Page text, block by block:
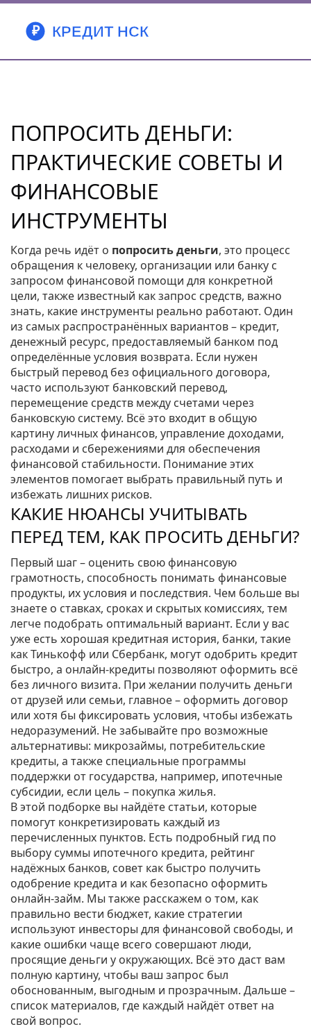
ПОПРОСИТЬ ДЕНЬГИ:
ПРАКТИЧЕСКИЕ СОВЕТЫ И
ФИНАНСОВЫЕ
ИНСТРУМЕНТЫ
Когда речь идёт о попросить деньги, это процесс
обращения к человеку, организации или банку с
запросом финансовой помощи для конкретной
цели, также известный какзапрос средств, важно
знать, какие инструменты реально работают. Один
из самых распространённых вариантов – кредит,
денежный ресурс, предоставляемый банком под
определённые условия возврата. Если нужен
быстрый перевод без официального договора,
часто используют банковский перевод,
перемещение средств между счетами через
банковскую систему. Всё это входит в общую
картинуличных финансов, управление доходами,
расходами и сбережениями для обеспечения
финансовой стабильности. Понимание этих
элементов помогает выбрать правильный путь и
избежать лишних рисков.
КАКИЕ НЮАНСЫ УЧИТЫВАТЬ
ПЕРЕД ТЕМ, КАК ПРОСИТЬ ДЕНЬГИ?
Первый шаг – оценить своюфинансовую
грамотность, способность понимать финансовые
продукты, их условия и последствия. Чем больше вы
знаете о ставках, сроках и скрытых комиссиях, тем
легче подобрать оптимальный вариант. Если у вас
уже есть хорошая кредитная история, банки, такие
как Тинькофф или Сбербанк, могут одобрить кредит
быстро, а онлайн‑кредиты позволяют оформить всё
без личного визита. При желании получить деньги
от друзей или семьи, главное – оформить договор
или хотя бы фиксировать условия, чтобы избежать
недоразумений. Не забывайте про возможные
альтернативы: микрозаймы, потребительские
кредиты, а также специальные программы
поддержки от государства, например, ипотечные
субсидии, если цель – покупка жилья.
В этой подборке вы найдёте статьи, которые
помогут конкретизировать каждый из
перечисленных пунктов. Есть подробный гид по
выбору суммы ипотечного кредита, рейтинг
надёжных банков, совет как быстро получить
одобрение кредита и как безопасно оформить
онлайн‑займ. Мы также расскажем о том, как
правильно вести бюджет, какие стратегии
используют инвесторы для финансовой свободы, и
какие ошибки чаще всего совершают люди,
просящие деньги у окружающих. Всё это даст вам
полную картину, чтобы ваш запрос был
обоснованным, выгодным и прозрачным. Дальше –
список материалов, где каждый найдёт ответ на
свой вопрос.